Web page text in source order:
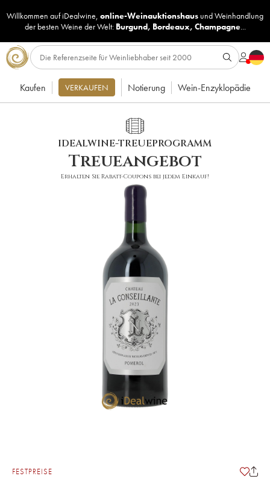
Willkommen auf iDealwine, online-Weinauktionshaus undWeinhandlung
der besten Weine der Welt: Burgund, Bordeaux, Champagne...
Kaufen VERKAUFEN Notierung Wein-Enzyklopädie
IDEALWINE-TREUEPROGRAMM
Treueangebot
Erhalten Sie Rabatt-Coupons bei jedem Einkauf!
FESTPREISE